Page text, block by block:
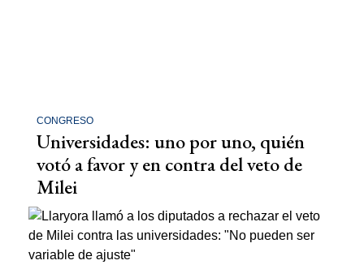
CONGRESO
Universidades: uno por uno, quién
votó a favor y en contra del veto de
Milei